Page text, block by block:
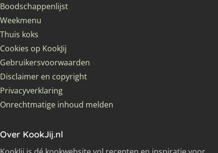
Boodschappenlijst
Weekmenu
Thuis koks
Cookies op KookJij
Gebruikersvoorwaarden
Disclaimer en copyright
Privacyverklaring
Onrechtmatige inhoud melden
Over KookJij.nl